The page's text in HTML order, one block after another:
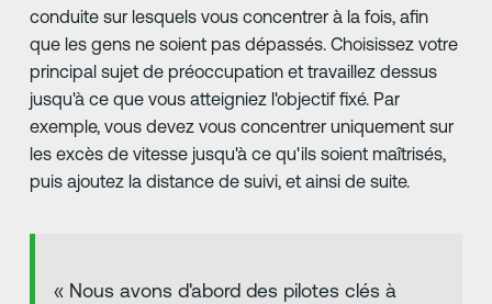
conduite sur lesquels vous concentrer à la fois, afin
que les gens ne soient pas dépassés. Choisissez votre
principal sujet de préoccupation et travaillez dessus
jusqu'à ce que vous atteigniez l'objectif fixé. Par
exemple, vous devez vous concentrer uniquement sur
les excès de vitesse jusqu'à ce qu'ils soient maîtrisés,
puis ajoutez la distance de suivi, et ainsi de suite.
« Nous avons d'abord des pilotes clés à